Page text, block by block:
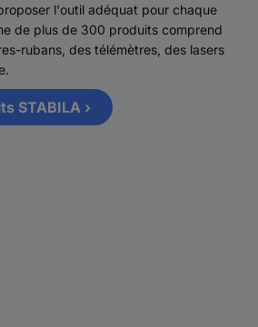
l'outil adéquat pour chaque
de plus de 300 produits comprend
rubans, des télémètres, des lasers
STABILA ›